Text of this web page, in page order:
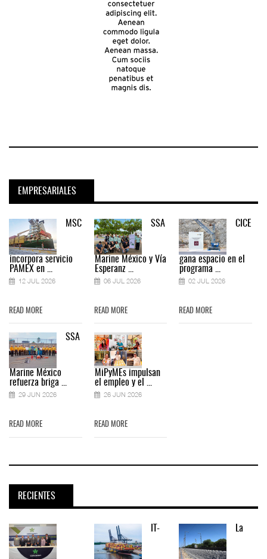
EMPRESARIALES
MSC
incorpora servicio
PAMEX en ...
12 JUL 2026
READ MORE
SSA
Marine México
refuerza briga ...
29 JUN 2026
READ MORE
SSA
Marine México y Vía
Esperanz ...
06 JUL 2026
READ MORE
MiPyMEs impulsan
el empleo y el ...
26 JUN 2026
READ MORE
CICE
gana espacio en el
programa ...
02 JUL 2026
READ MORE
RECIENTES
IT- La